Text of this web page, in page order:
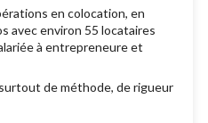
en colocation, en
avec environ 55 locataires
à entrepreneure et
de méthode, de rigueur